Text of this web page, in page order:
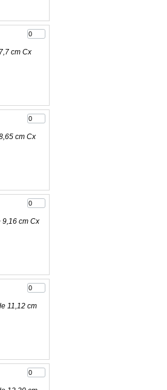
cm Cx
cm Cx
cm Cx
11,12 cm